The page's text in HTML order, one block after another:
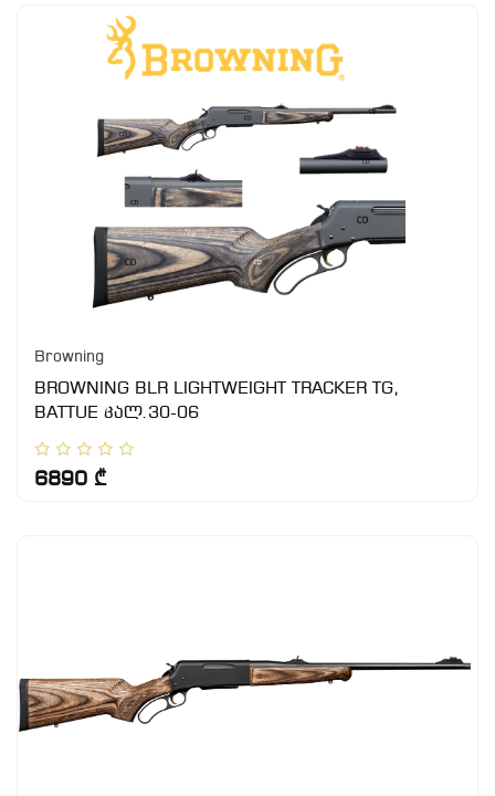
Browning
BROWNING BLR LIGHTWEIGHT TRACKER TG,
BATTUE კალ.30-06
6890 ₾